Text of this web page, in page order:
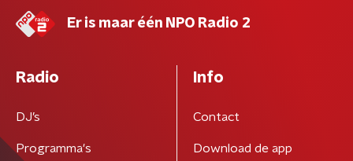
Er is maar één NPO Radio 2
Radio
DJ’s
Programma's
Info
Contact
Download de app